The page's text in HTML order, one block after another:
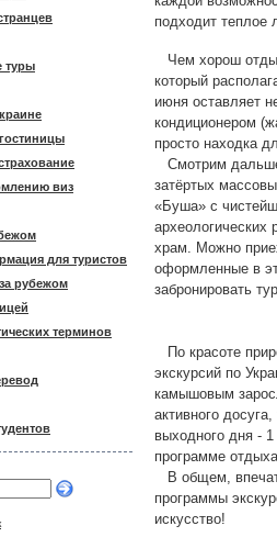
туры
виз
для туристов
рубежом
терминов
подходит теплое
Чем хорош
который
июня оставляет
кондиционером
просто находка
Смотрим дальше
затёртых
«Буша» с
археологических
храм. Можно
оформленные в
забронировать
По красоте
экскурсий по
камышовым
активного
выходного дня -
программе
В общем,
программы
искусство!